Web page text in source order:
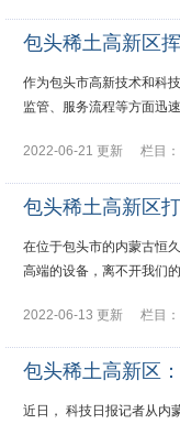
包头稀土高新区
作为包头市高新技术和科
监管、服务流程等方面迅
2022-06-21 更新 栏目：
包头稀土高新区
在位于包头市的内蒙古恒
高端的设备，离不开我们
2022-06-13 更新 栏目：
包头稀土高新区
近日， 科技日报记者从内